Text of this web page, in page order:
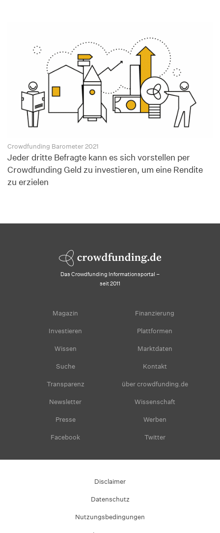
Crowdfunding Barometer 2021
Jeder dritte Befragte kann es sich vorstellen per
Crowdfunding Geld zu investieren, um eine Rendite
zu erzielen
Das Crowdfunding Informationsportal –
seit 2011
Magazin Finanzierung
Investieren Plattformen
Wissen Marktdaten
Suche Kontakt
Transparenz über crowdfunding.de
Newsletter Wissenschaft
Presse Werben
Facebook Twitter
Disclaimer
Datenschutz
Nutzungsbedingungen